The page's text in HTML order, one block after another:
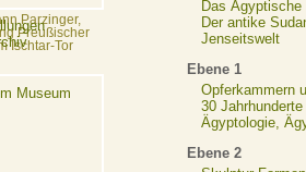
Parzinger,
Preußischer
Ischtar-Tor
Museum
Das Ägyptische
Der antike
Jenseitswelt
Ebene 1
Opferkammern
30
Ägyptologie,
Ebene 2